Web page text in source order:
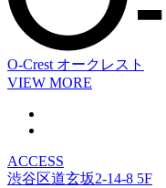
O-Crest オークレスト
VIEW MORE
ACCESS
渋谷区道玄坂2-14-8 5F